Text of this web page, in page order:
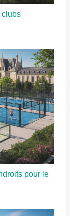
clubs
pour le